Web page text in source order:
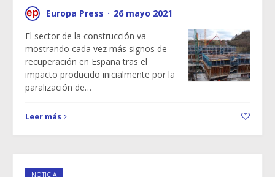
Europa Press · 26 mayo 2021
El sector de la construcción va
mostrando cada vez más signos de
recuperación en España tras el
impacto producido inicialmente por la
paralización de…
Leer más
NOTICIA